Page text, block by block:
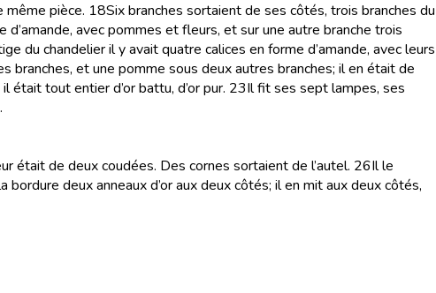
même pièce. 18Six branches sortaient de ses côtés, trois branches du
d’amande, avec pommes et fleurs, et sur une autre branche trois
du chandelier il y avait quatre calices en forme d’amande, avec leurs
branches, et une pomme sous deux autres branches; il en était de
était tout entier d’or battu, d’or pur. 23Il fit ses sept lampes, ses
était de deux coudées. Des cornes sortaient de l’autel. 26Il le
bordure deux anneaux d’or aux deux côtés; il en mit aux deux côtés,